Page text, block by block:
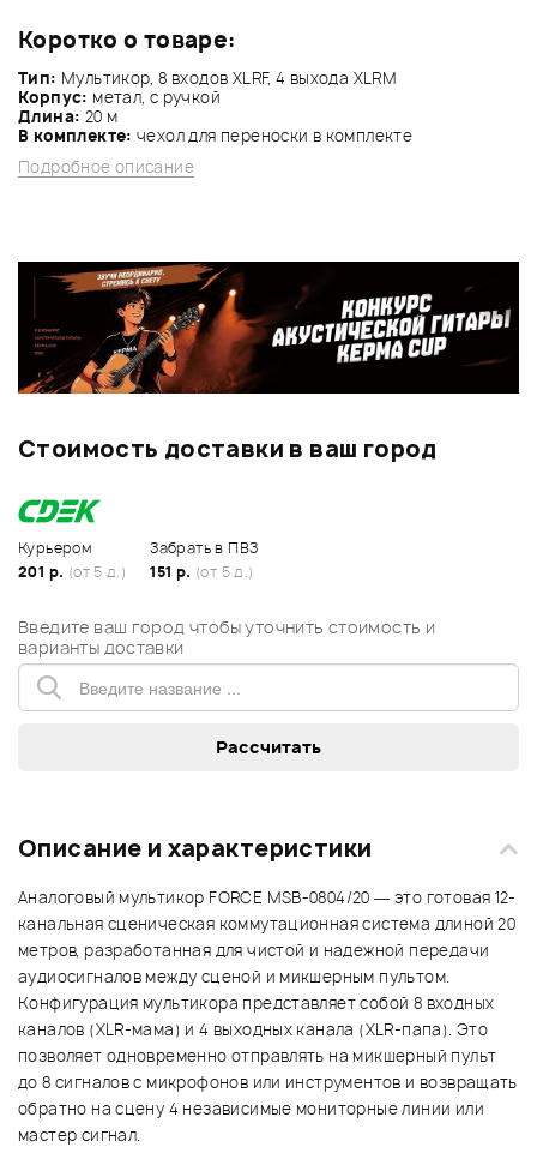
Коротко о товаре:
Тип: Мультикор, 8 входов XLRF, 4 выхода XLRM
Корпус: метал, с ручкой
Длина: 20 м
В комплекте: чехол для переноски в комплекте
Подробное описание
Стоимость доставки в ваш город
Курьером
201 р. (от 5 д.)
Забрать в ПВЗ
151 р. (от 5 д.)
Введите ваш город чтобы уточнить стоимость и
варианты доставки
Описание и характеристики
Аналоговый мультикор FORCE MSB-0804/20 — это готовая 12-
канальная сценическая коммутационная система длиной 20
метров, разработанная для чистой и надежной передачи
аудиосигналов между сценой и микшерным пультом.
Конфигурация мультикора представляет собой 8 входных
каналов (XLR-мама) и 4 выходных канала (XLR-папа). Это
позволяет одновременно отправлять на микшерный пульт
до 8 сигналов с микрофонов или инструментов и возвращать
обратно на сцену 4 независимые мониторные линии или
мастер сигнал.